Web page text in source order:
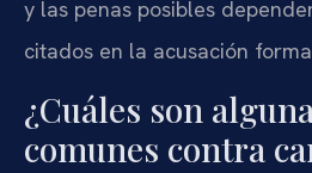
y las penas posibles
citados en la acusación
¿Cuáles son
comunes contra